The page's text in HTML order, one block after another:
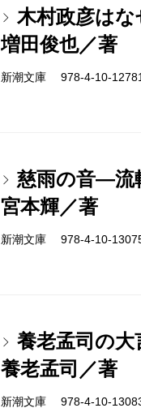
木村政彦はな
増田俊也／著
新潮文庫 978-4-10-
慈雨の音―
宮本輝／著
新潮文庫 978-4-10-
養老孟司の
養老孟司／著
新潮文庫 978-4-10-